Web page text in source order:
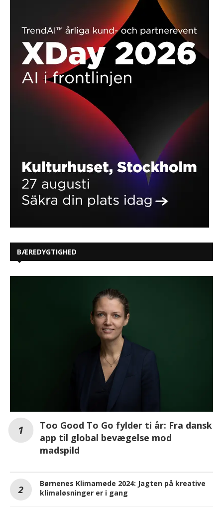
BÆREDYGTIGHED
Too Good To Go fylder ti år: Fra dansk
app til global bevægelse mod
madspild
Børnenes Klimamøde 2024: Jagten på kreative
klimaløsninger er i gang